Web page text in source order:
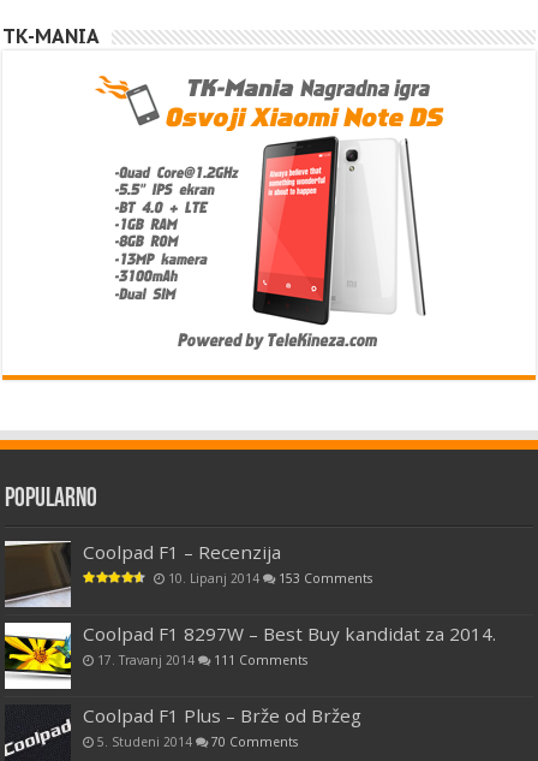
TK-MANIA
Popularno
Coolpad F1 – Recenzija
10. Lipanj 2014 153 Comments
Coolpad F1 8297W – Best Buy kandidat za 2014.
17. Travanj 2014 111 Comments
Coolpad F1 Plus – Brže od Bržeg
5. Studeni 2014 70 Comments